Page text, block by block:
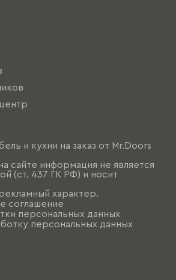
и кухни на заказ от Mr.Doors
сайте информация не является
(ст. 437 ГК РФ) и носит
характер.
соглашение
персональных данных
персональных данных